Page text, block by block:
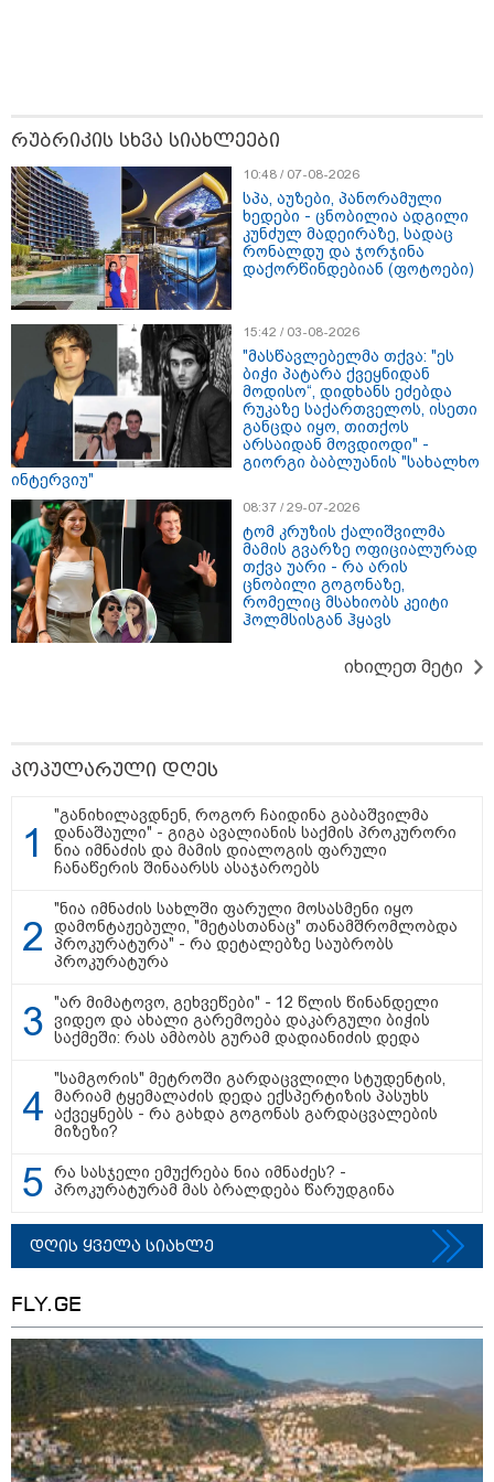
15:49 / 06-08-2026
შეიძინე ალდაგის სამოგზაურო დაზღვევა და
მიიღე გაორმაგებული ინტერნეტი
პოლიტიკა
"ოკუპაციის 18 წლისთავზე რუსეთი არ
ასრულებს ევროკავშირის შუამავლობით
დადებულ 2008 წლის 12 აგვისტოს
ცეცხლის შეწყვეტის შეთანხმებას" -
საგარეო უწყება
11:40 / 08-08-2026
გვახსოვს, ის უმძიმესი დღეები
და ჩვენი ვალია, პატივი
მივაგოთ აგვისტოს ომში
დაღუპული გმირების ხსოვნას" -
ირაკლი კობახიძე
11:18 / 08-08-2026
"კიევი, დასავლეთი და
ახალ სისხლიან ავანტიურებში
ჩათრევას ცდილობენ" -
გიორგი ბარამიძის
განცხადებასთან დაკავშირებით
გამოძიების დაწყებას ეხმაურება
08:52 / 08-08-2026
2008 წლის რუსეთ-
საქართველოს ომის მე-18
რუბრიკის სხვა სიახლეები
10:48 / 07-08-2026
სპა, აუზები, პანორამული
ხედები - ცნობილია ადგილი
კუნძულ მადეირაზე, სადაც
რონალდუ და ჯორჯინა
დაქორწინდებიან (ფოტოები)
15:42 / 03-08-2026
"მასწავლებელმა თქვა: "ეს
ბიჭი პატარა ქვეყნიდან
მოდისო“, დიდხანს ეძებდა
რუკაზე საქართველოს, ისეთი
განცდა იყო, თითქოს
არსაიდან მოვდიოდი" -
გიორგი ბაბლუანის "სახალხო
ინტერვიუ"
08:37 / 29-07-2026
ტომ კრუზის ქალიშვილმა
მამის გვარზე ოფიციალურად
თქვა უარი - რა არის
ცნობილი გოგონაზე,
რომელიც მსახიობს კეიტი
ჰოლმსისგან ჰყავს
იხილეთ მეტი
პოპულარული დღეს
"განიხილავდნენ, როგორ ჩაიდინა გაბაშვილმა
დანაშაული" - გიგა ავალიანის საქმის პროკურორი
ნია იმნაძის და მამის დიალოგის ფარული
ჩანაწერის შინაარსს ასაჯაროებს
"ნია იმნაძის სახლში ფარული მოსასმენი იყო
დამონტაჟებული, "მეტასთანაც" თანამშრომლობდა
პროკურატურა" - რა დეტალებზე საუბრობს
პროკურატურა
"არ მიმატოვო, გეხვეწები" - 12 წლის წინანდელი
ვიდეო და ახალი გარემოება დაკარგული ბიჭის
საქმეში: რას ამბობს გურამ დადიანიძის დედა
"სამგორის" მეტროში გარდაცვლილი სტუდენტის,
მარიამ ტყემალაძის დედა ექსპერტიზის პასუხს
აქვეყნებს - რა გახდა გოგონას გარდაცვალების
მიზეზი?
რა სასჯელი ემუქრება ნია იმნაძეს? -
პროკურატურამ მას ბრალდება წარუდგინა
დღის ყველა სიახლე
FLY.GE